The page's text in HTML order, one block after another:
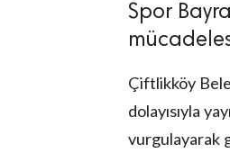
Spor
Çiftlikköy
dolayısıyla
vurgulayarak